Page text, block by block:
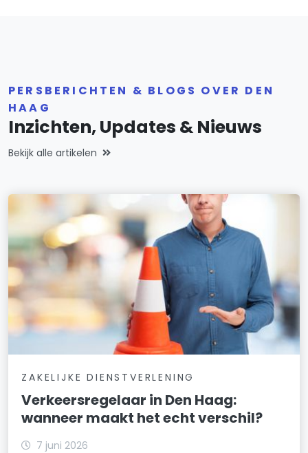
PERSBERICHTEN & BLOGS OVER DEN
HAAG
Inzichten, Updates & Nieuws
Bekijk alle artikelen
ZAKELIJKE DIENSTVERLENING
Verkeersregelaar in Den Haag:
wanneer maakt het echt verschil?
7 juni 2026